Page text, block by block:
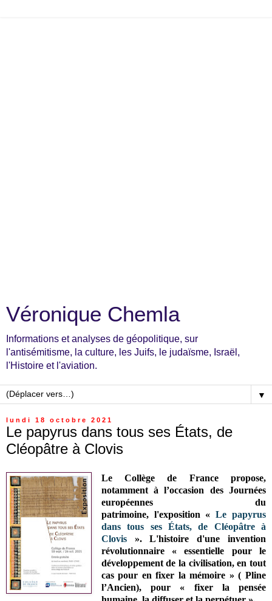
Véronique Chemla
Informations et analyses de géopolitique, sur
l'antisémitisme, la culture, les Juifs, le judaïsme, Israël,
l'Histoire et l'aviation.
▼
lundi 18 octobre 2021
Le papyrus dans tous ses États, de
Cléopâtre à Clovis
Le Collège de France propose,
notamment à l’occasion des Journées
européennes du
patrimoine,l'exposition «Le papyrus
dans tous ses États, de Cléopâtre à
Clovis
». L'histoire d'une invention
révolutionnaire «essentielle pour le
développement de la civilisation, en tout
cas pour en fixer la mémoire » ( Pline
l’Ancien), pour « fixer la pensée